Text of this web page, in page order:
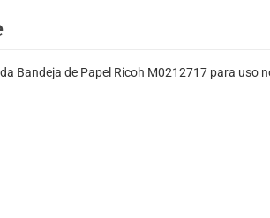
Bandeja de Papel Ricoh M0212717 para uso